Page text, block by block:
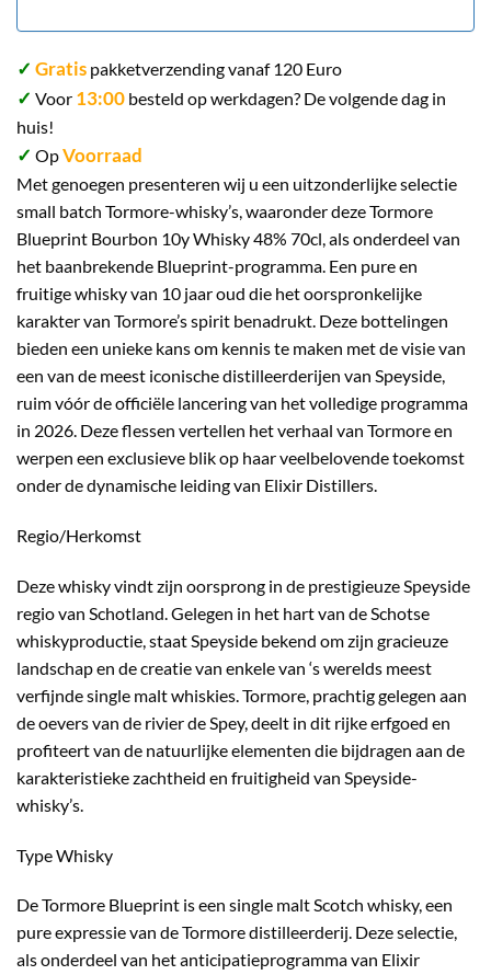
✓ Gratis pakketverzending vanaf 120 Euro
✓ Voor 13:00 besteld op werkdagen? De volgende dag in
huis!
✓ OpVoorraad
Met genoegen presenteren wij u een uitzonderlijke selectie
small batch Tormore-whisky’s, waaronder deze Tormore
Blueprint Bourbon 10y Whisky 48% 70cl, als onderdeel van
het baanbrekende Blueprint-programma. Een pure en
fruitige whisky van 10 jaar oud die het oorspronkelijke
karakter van Tormore’s spirit benadrukt. Deze bottelingen
bieden een unieke kans om kennis te maken met de visie van
een van de meest iconische distilleerderijen van Speyside,
ruim vóór de officiële lancering van het volledige programma
in 2026. Deze flessen vertellen het verhaal van Tormore en
werpen een exclusieve blik op haar veelbelovende toekomst
onder de dynamische leiding van Elixir Distillers.
Regio/Herkomst
Deze whisky vindt zijn oorsprong in de prestigieuze Speyside
regio van Schotland. Gelegen in het hart van de Schotse
whiskyproductie, staat Speyside bekend om zijn gracieuze
landschap en de creatie van enkele van ‘s werelds meest
verfijnde single malt whiskies. Tormore, prachtig gelegen aan
de oevers van de rivier de Spey, deelt in dit rijke erfgoed en
profiteert van de natuurlijke elementen die bijdragen aan de
karakteristieke zachtheid en fruitigheid van Speyside-
whisky’s.
Type Whisky
De Tormore Blueprint is een single malt Scotch whisky, een
pure expressie van de Tormore distilleerderij. Deze selectie,
als onderdeel van het anticipatieprogramma van Elixir